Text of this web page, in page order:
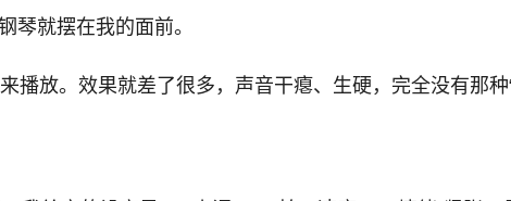
琴就摆在我的面前。
播放。效果就差了很多，声音干瘪、生硬，完全没有那种“